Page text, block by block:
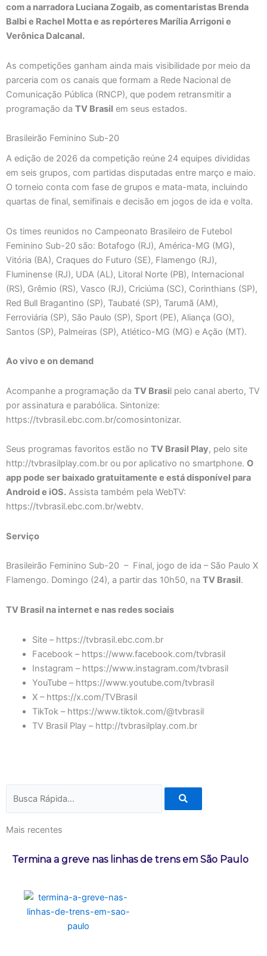
com a narradora Luciana Zogaib, as comentaristas Brenda
Balbi e Rachel Motta e as repórteres Marília Arrigoni e
Verônica Dalcanal.
As competições ganham ainda mais visibilidade por meio da
parceria com os canais que formam a Rede Nacional de
Comunicação Pública (RNCP), que podem retransmitir a
programação da TV Brasil em seus estados.
Brasileirão Feminino Sub-20
A edição de 2026 da competição reúne 24 equipes divididas
em seis grupos, com partidas disputadas entre março e maio.
O torneio conta com fase de grupos e mata-mata, incluindo
quartas de final, semifinais e decisão em jogos de ida e volta.
Os times reunidos no Campeonato Brasileiro de Futebol
Feminino Sub-20 são: Botafogo (RJ), América-MG (MG),
Vitória (BA), Craques do Futuro (SE), Flamengo (RJ),
Fluminense (RJ), UDA (AL), Litoral Norte (PB), Internacional
(RS), Grêmio (RS), Vasco (RJ), Criciúma (SC), Corinthians (SP),
Red Bull Bragantino (SP), Taubaté (SP), Tarumã (AM),
Ferroviária (SP), São Paulo (SP), Sport (PE), Aliança (GO),
Santos (SP), Palmeiras (SP), Atlético-MG (MG) e Ação (MT).
Ao vivo e on demand
Acompanhe a programação da TV Brasil pelo canal aberto, TV
por assinatura e parabólica. Sintonize:
https://tvbrasil.ebc.com.br/comosintonizar.
Seus programas favoritos estão no TV Brasil Play, pelo site
http://tvbrasilplay.com.br ou por aplicativo no smartphone. O
app pode ser baixado gratuitamente e está disponível para
Android e iOS. Assista também pela WebTV:
https://tvbrasil.ebc.com.br/webtv.
Serviço
Brasileirão Feminino Sub-20 – Final, jogo de ida – São Paulo X
Flamengo. Domingo (24), a partir das 10h50, na TV Brasil.
TV Brasil na internet e nas redes sociais
Site – https://tvbrasil.ebc.com.br
Facebook – https://www.facebook.com/tvbrasil
Instagram – https://www.instagram.com/tvbrasil
YouTube – https://www.youtube.com/tvbrasil
X – https://x.com/TVBrasil
TikTok – https://www.tiktok.com/@tvbrasil
TV Brasil Play – http://tvbrasilplay.com.br
Mais recentes
Termina a greve nas linhas de trens em São Paulo